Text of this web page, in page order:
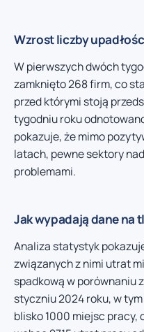
Wzrost liczby
W pierwszych dwóch
zamknięto 268 firm, co
przed którymi stoją
tygodniu roku
pokazuje, że mimo
latach, pewne sektory
problemami.
Jak wypadają dane na
Analiza statystyk
związanych z nimi utrat
spadkową w porównaniu
styczniu 2024 roku, w
blisko 1000 miejsc pracy,